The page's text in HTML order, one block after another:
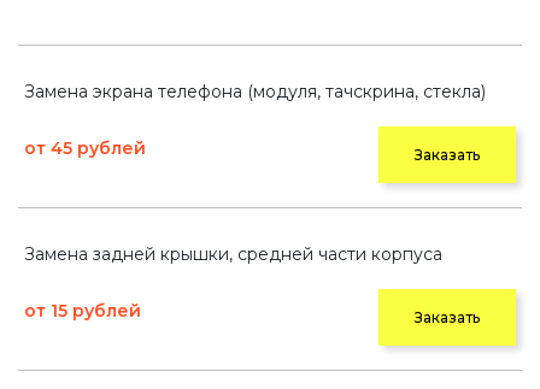
Замена экрана телефона (модуля, тачскрина, стекла)
от 45 рублей Заказать
Замена задней крышки, средней части корпуса
от 15 рублей Заказать